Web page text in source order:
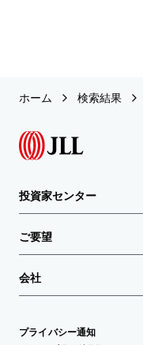
ホーム 検索結果
投資家センター
ご要望
会社
プライバシー通知